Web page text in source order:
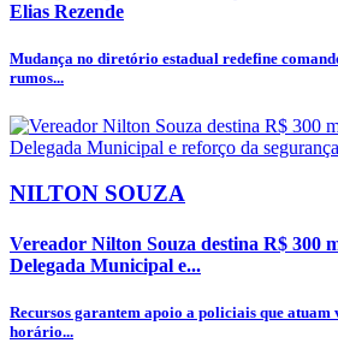
Elias Rezende
Mudança no diretório estadual redefine
rumos...
NILTON SOUZA
Vereador Nilton Souza destina R$ 300
Delegada Municipal e...
Recursos garantem apoio a policiais que
horário...